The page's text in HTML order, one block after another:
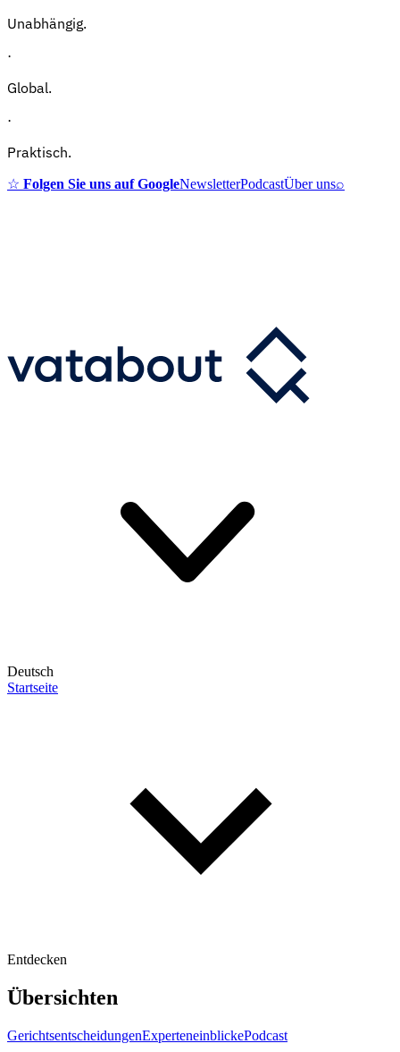
Unabhängig.
·
Global.
·
Praktisch.
☆ Folgen Sie uns auf GoogleNewsletterPodcastÜber uns⌕
Deutsch
Startseite
Entdecken
Übersichten
GerichtsentscheidungenExperteneinblickePodcast